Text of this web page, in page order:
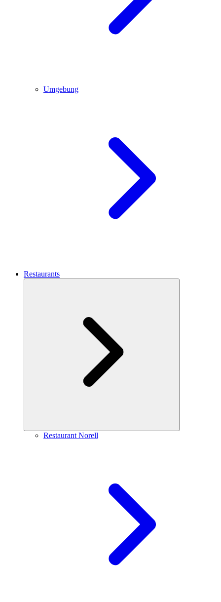
Umgebung
Restaurants
Restaurant Norell